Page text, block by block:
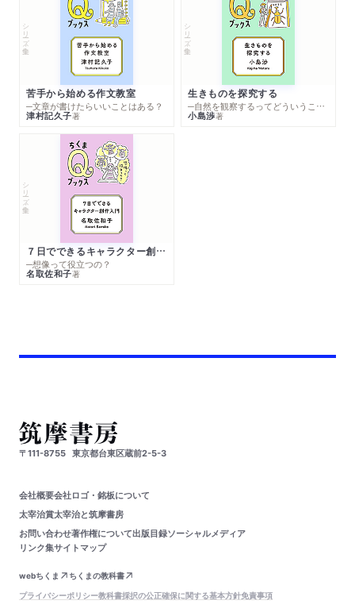
シリーズ・全集
苦手から始める作文教室
─文章が書けたらいいことはある？
津村記久子著
シリーズ・全集
生きものを探究する
─自然を観察するってどういうこと？
小島渉著
シリーズ・全集
７日でできるキャラクター創作入門
─想像って役立つの？
名取佐和子著
〒111-8755 東京都台東区蔵前2-5-3
会社概要会社ロゴ・銘板について
太宰治賞太宰治と筑摩書房
お問い合わせ著作権について出版目録ソーシャルメディア
リンク集サイトマップ
webちくま
ちくまの教科書
プライバシーポリシー教科書採択の公正確保に関する基本方針免責事項